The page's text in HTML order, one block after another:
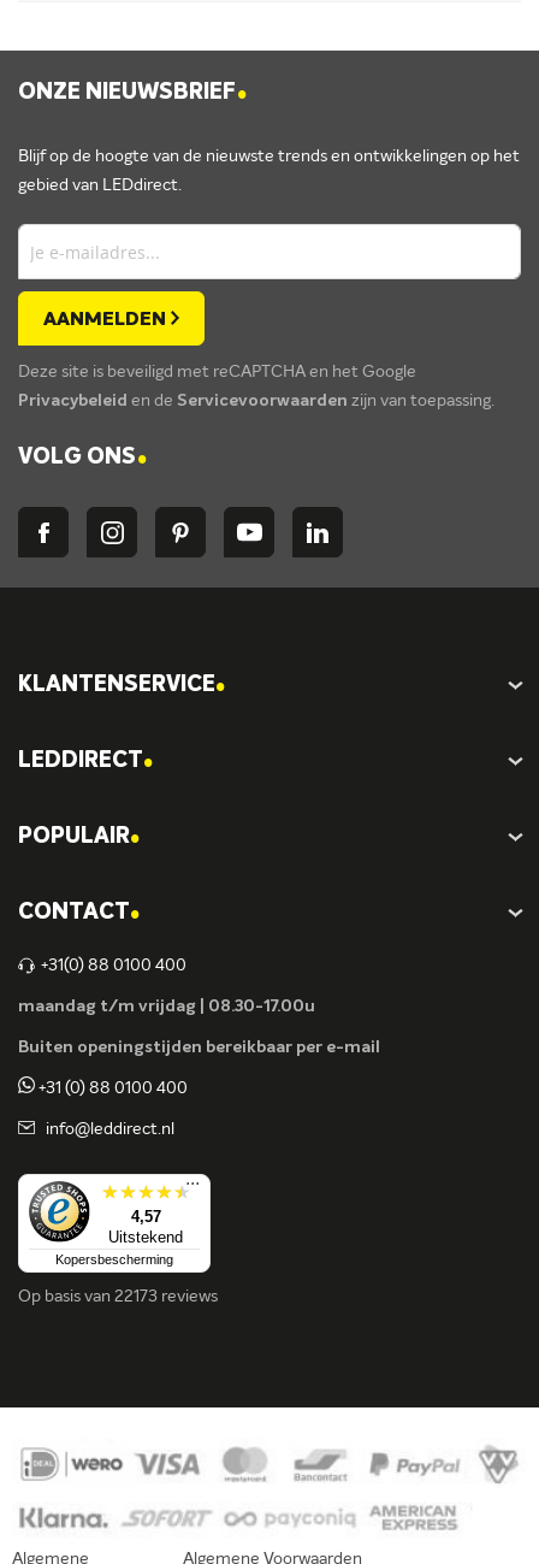
ONZE NIEUWSBRIEF.
Blijf op de hoogte van de nieuwste trends en ontwikkelingen op het
gebied van LEDdirect.
AANMELDEN
Deze site is beveiligd met reCAPTCHA en het Google
Privacybeleid en de Servicevoorwaarden zijn van toepassing.
VOLG ONS.
KLANTENSERVICE.
LEDDIRECT.
POPULAIR.
CONTACT.
+31(0) 88 0100 400
maandag t/m vrijdag | 08.30-17.00u
Buiten openingstijden bereikbaar per e-mail
+31 (0) 88 0100 400
info@leddirect.nl
4,57
Uitstekend
...
Kopersbescherming
Op basis van 22173 reviews
Algemene Algemene Voorwaarden